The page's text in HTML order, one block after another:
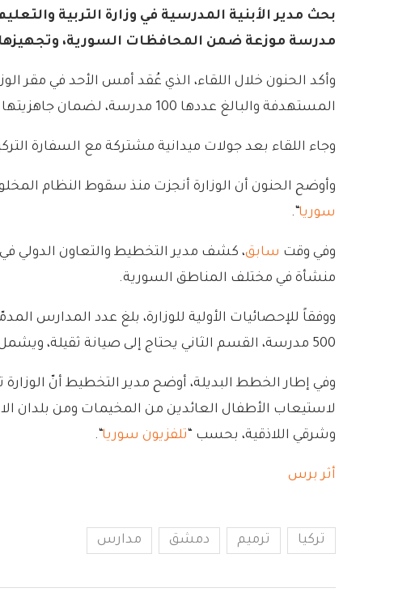
مدرسة موزعة ضمن المحافظات السورية، وتجهيزها
وأكد الحنون خلال اللقاء، الذي عُقد أمس الأحد في مقر
المستهدفة والبالغ عددها 100 مدرسة، لضمان جاهزيتها لاستقبال الطلاب بما يتناسب مع متطلبات العام الدراسي المقبل. وفق وكالة “سانا”.
وجاء اللقاء بعد جولات ميدانية مشتركة مع السفارة التركية لتقييم
وأوضح الحنون أن الوزارة أنجزت منذ سقوط النظام المخلوع، ترميم وتأهيل نحو 200 مدرسة من أصل 8 آلاف مدرسة
سوريا“.
وفي وقت سابق
منشأة في مختلف المناطق السورية.
500 مدرسة، القسم الثاني يحتاج إلى صيانة ثقيلة، ويشمل نحو 2000 مدرسة، القسم الثالث يحتاج إلى صيانة متوسطة، ويضم ما يقارب 5500 مدرسة.
وفي إطار الخطط البديلة، أوضح مدير التخطيط أنّ
لاستيعاب الأطفال العائدين من المخيمات ومن بلدان
وشرقي اللاذقية، بحسب “تلفزيون سوريا“.
أثر برس
تركيا ترميم دمشق مدارس